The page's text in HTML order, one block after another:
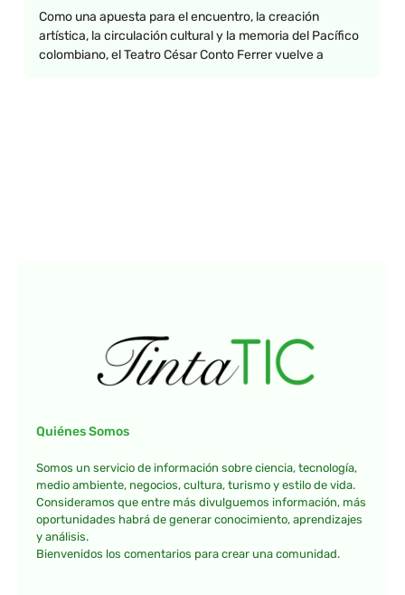
Como una apuesta para el encuentro, la creación
artística, la circulación cultural y la memoria del Pacífico
colombiano, el Teatro César Conto Ferrer vuelve a
Quiénes Somos
Somos un servicio de información sobre ciencia, tecnología,
medio ambiente, negocios, cultura, turismo y estilo de vida.
Consideramos que entre más divulguemos información, más
oportunidades habrá de generar conocimiento, aprendizajes
y análisis.
Bienvenidos los comentarios para crear una comunidad.